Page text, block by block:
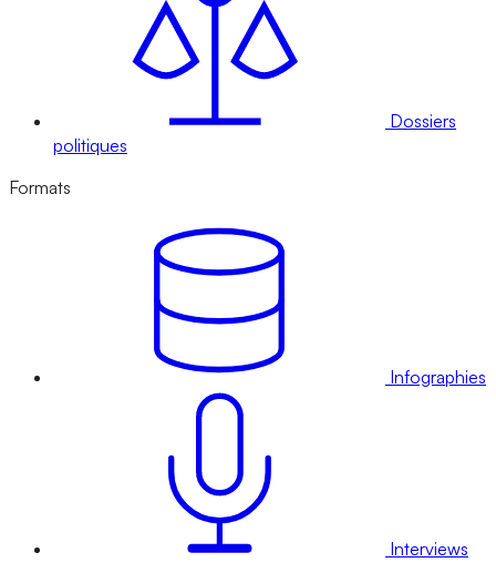
Dossiers
politiques
Formats
Infographies
Interviews